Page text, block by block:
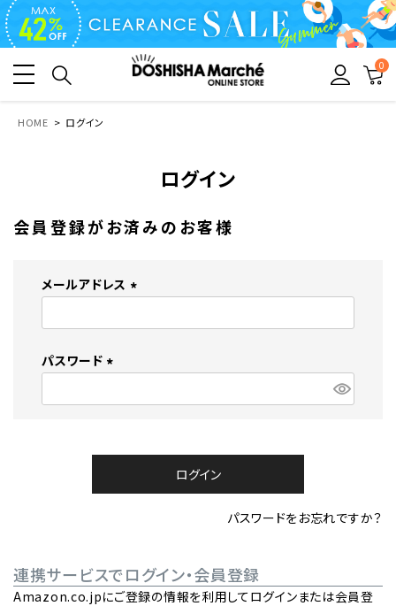
0
HOME ログイン
ログイン
会員登録がお済みのお客様
メールアドレス
必
パスワード
必
ログイン
パスワードをお忘れですか？
連携サービスでログイン・会員登録
Amazon.co.jpにご登録の情報を利用してログインまたは会員登